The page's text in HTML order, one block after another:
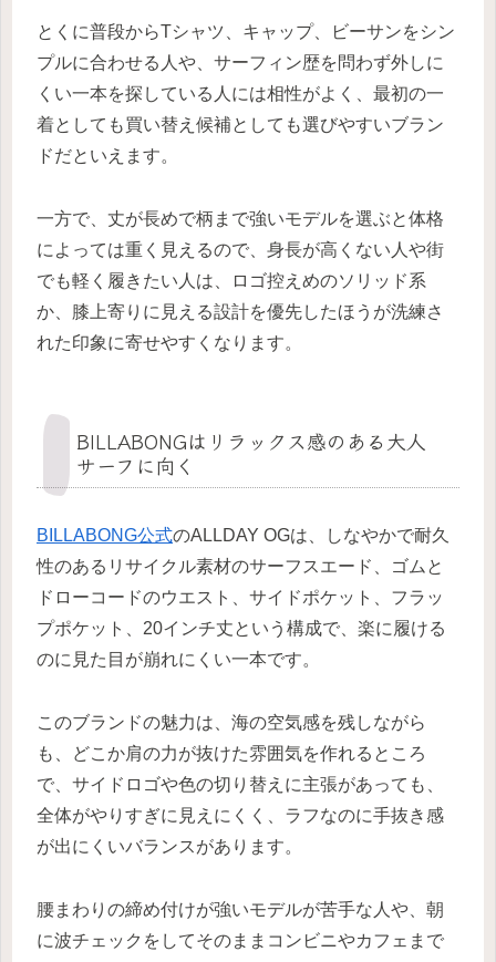
とくに普段からTシャツ、キャップ、ビーサンをシン
プルに合わせる人や、サーフィン歴を問わず外しに
くい一本を探している人には相性がよく、最初の一
着としても買い替え候補としても選びやすいブラン
ドだといえます。
一方で、丈が長めで柄まで強いモデルを選ぶと体格
によっては重く見えるので、身長が高くない人や街
でも軽く履きたい人は、ロゴ控えめのソリッド系
か、膝上寄りに見える設計を優先したほうが洗練さ
れた印象に寄せやすくなります。
BILLABONGはリラックス感のある大人
サーフに向く
BILLABONG公式のALLDAY OGは、しなやかで耐久
性のあるリサイクル素材のサーフスエード、ゴムと
ドローコードのウエスト、サイドポケット、フラッ
プポケット、20インチ丈という構成で、楽に履ける
のに見た目が崩れにくい一本です。
このブランドの魅力は、海の空気感を残しながら
も、どこか肩の力が抜けた雰囲気を作れるところ
で、サイドロゴや色の切り替えに主張があっても、
全体がやりすぎに見えにくく、ラフなのに手抜き感
が出にくいバランスがあります。
腰まわりの締め付けが強いモデルが苦手な人や、朝
に波チェックをしてそのままコンビニやカフェまで